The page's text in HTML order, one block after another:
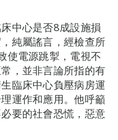
中心是否8成設施損
純屬謠言，經檢查所
使電源跳掣，電視不
，並非言論所指的有
臨床中心負壓病房運
運作和應用。他呼籲
要的社會恐慌，惡意